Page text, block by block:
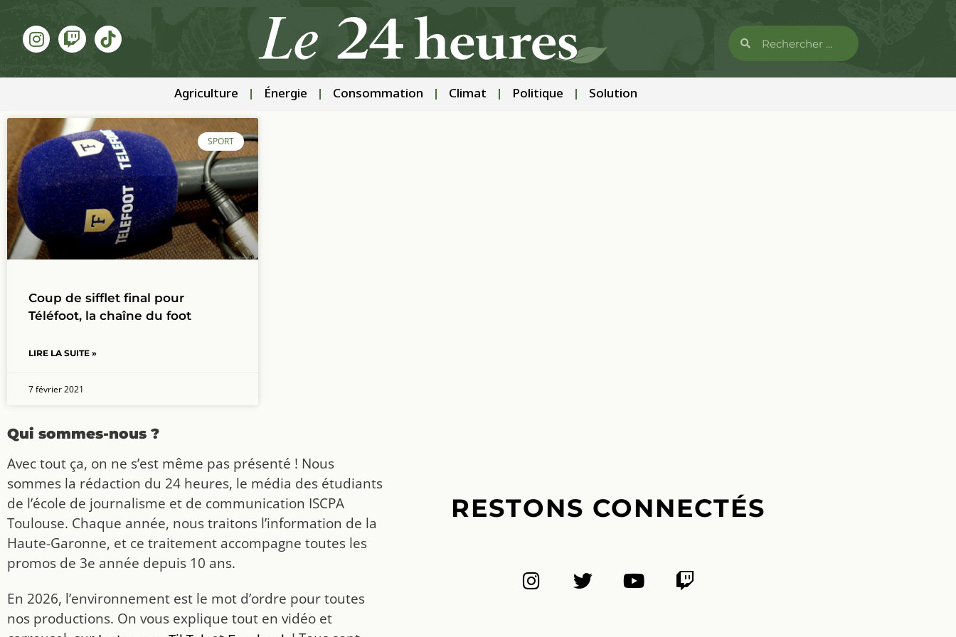
Agriculture Énergie Consommation Climat Politique Solution
SPORT
Coup de sifflet final pour
Téléfoot, la chaîne du foot
LIRE LA SUITE »
7 février 2021
Qui sommes-nous ?
Avec tout ça, on ne s’est même pas présenté ! Nous
sommes la rédaction du 24 heures, le média des étudiants
de l’école de journalisme et de communication ISCPA
Toulouse. Chaque année, nous traitons l’information de la
Haute-Garonne, et ce traitement accompagne toutes les
promos de 3e année depuis 10 ans.
En 2026, l’environnement est le mot d’ordre pour toutes
nos productions. On vous explique tout en vidéo et
RESTONS CONNECTÉS